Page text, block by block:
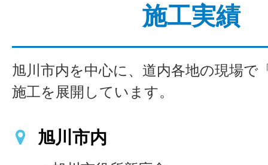
施工実績
旭川市内を中心に、道内各地の現場で
施工を展開しています。
旭川市内